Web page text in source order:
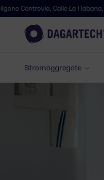
Stromaggregate
Calle La Habana, 27, La